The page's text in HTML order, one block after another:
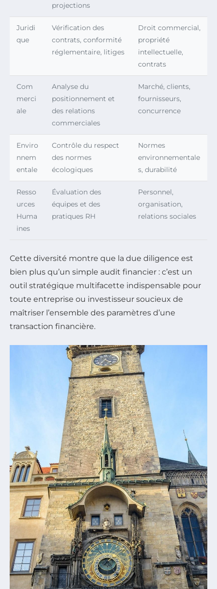
projections
Juridi
que
Vérification des
contrats, conformité
réglementaire, litiges
Droit commercial,
propriété
intellectuelle,
contrats
Com
merci
ale
Analyse du
positionnement et
des relations
commerciales
Marché, clients,
fournisseurs,
concurrence
Enviro
nnem
entale
Contrôle du respect
des normes
écologiques
Normes
environnementale
s, durabilité
Resso
urces
Huma
ines
Évaluation des
équipes et des
pratiques RH
Personnel,
organisation,
relations sociales
Cette diversité montre que la due diligence est
bien plus qu’un simple audit financier : c’est un
outil stratégique multifacette indispensable pour
toute entreprise ou investisseur soucieux de
maîtriser l’ensemble des paramètres d’une
transaction financière.